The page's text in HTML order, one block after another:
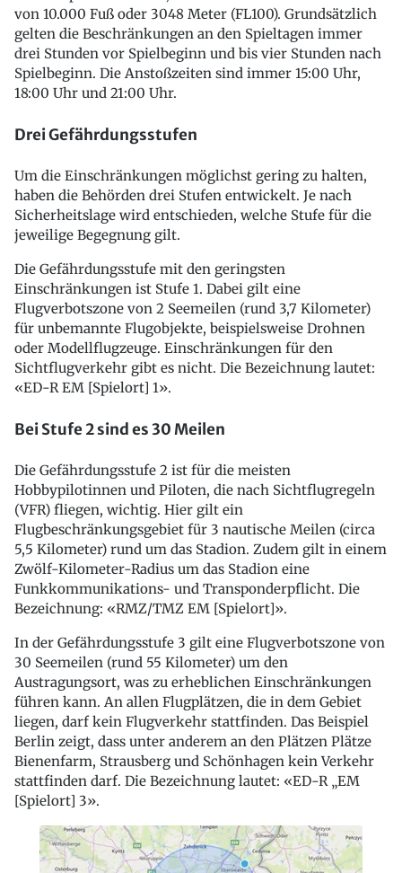
von 10.000 Fuß oder 3048 Meter (FL100). Grundsätzlich
gelten die Beschränkungen an den Spieltagen immer
drei Stunden vor Spielbeginn und bis vier Stunden nach
Spielbeginn. Die Anstoßzeiten sind immer 15:00 Uhr,
18:00 Uhr und 21:00 Uhr.
Drei Gefährdungsstufen
Um die Einschränkungen möglichst gering zu halten,
haben die Behörden drei Stufen entwickelt. Je nach
Sicherheitslage wird entschieden, welche Stufe für die
jeweilige Begegnung gilt.
Die Gefährdungsstufe mit den geringsten
Einschränkungen ist Stufe 1. Dabei gilt eine
Flugverbotszone von 2 Seemeilen (rund 3,7 Kilometer)
für unbemannte Flugobjekte, beispielsweise Drohnen
oder Modellflugzeuge. Einschränkungen für den
Sichtflugverkehr gibt es nicht. Die Bezeichnung lautet:
«ED-R EM [Spielort] 1».
Bei Stufe 2 sind es 30 Meilen
Die Gefährdungsstufe 2 ist für die meisten
Hobbypilotinnen und Piloten, die nach Sichtflugregeln
(VFR) fliegen, wichtig. Hier gilt ein
Flugbeschränkungsgebiet für 3 nautische Meilen (circa
5,5 Kilometer) rund um das Stadion. Zudem gilt in einem
Zwölf-Kilometer-Radius um das Stadion eine
Funkkommunikations- und Transponderpflicht. Die
Bezeichnung: «RMZ/TMZ EM [Spielort]».
In der Gefährdungsstufe 3 gilt eine Flugverbotszone von
30 Seemeilen (rund 55 Kilometer) um den
Austragungsort, was zu erheblichen Einschränkungen
führen kann. An allen Flugplätzen, die in dem Gebiet
liegen, darf kein Flugverkehr stattfinden. Das Beispiel
Berlin zeigt, dass unter anderem an den Plätzen Plätze
Bienenfarm, Strausberg und Schönhagen kein Verkehr
stattfinden darf. Die Bezeichnung lautet: «ED-R „EM
[Spielort] 3».